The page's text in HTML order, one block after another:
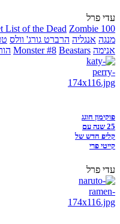
עדי פרל
List of the Dead Zombie 100
מנגה אנגליה הרברט גורג' וולס
אנימה
Monster #8 Beastars
פוקימון חוגג
25 שנה עם
קליפ חדש של
קייטי פרי
עדי פרל